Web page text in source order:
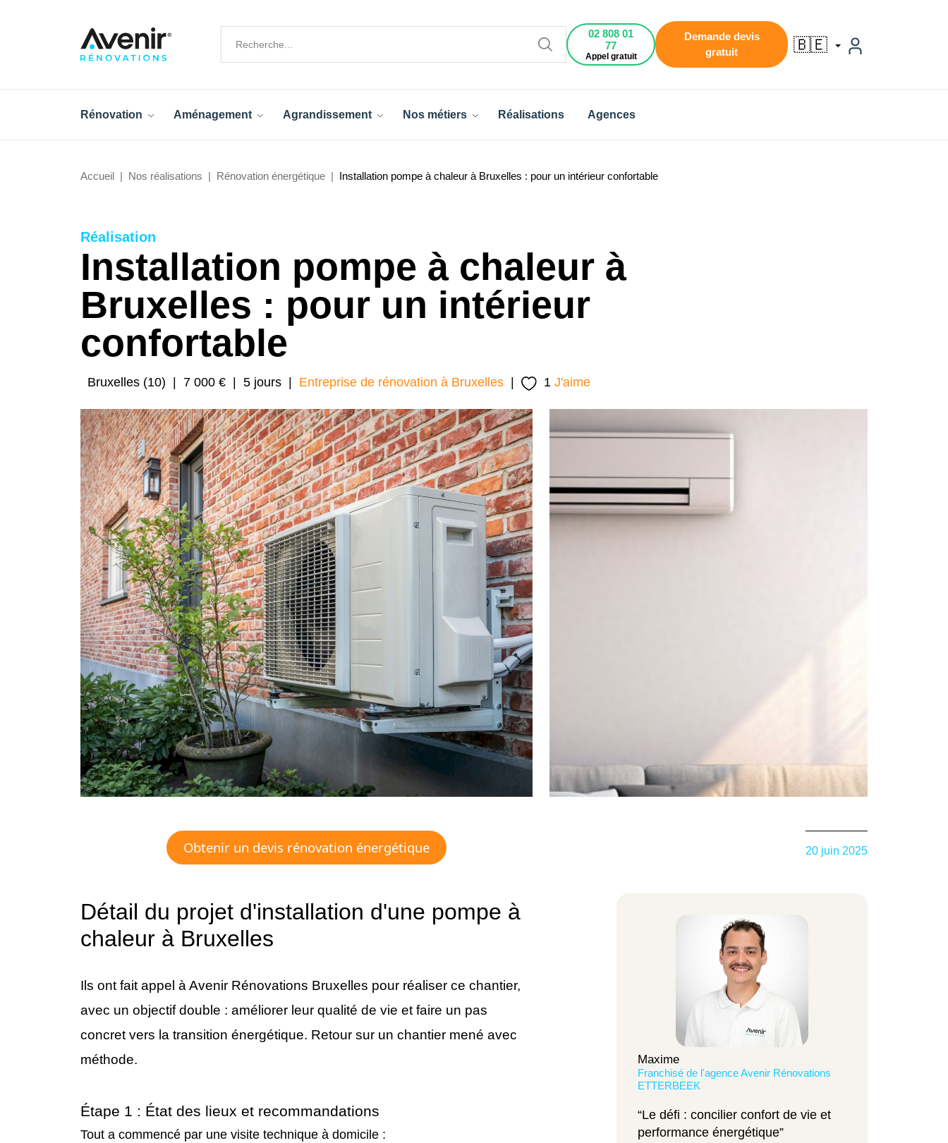
02 808 01
77
Appel gratuit
Demande devis
gratuit
🇧🇪
Rénovation Aménagement Agrandissement Nos métiers Réalisations Agences
Accueil Nos réalisations Rénovation énergétique Installation pompe à chaleur à Bruxelles : pour un intérieur confortable
Réalisation
Installation pompe à chaleur à
Bruxelles : pour un intérieur
confortable
Bruxelles (10) 7 000 € 5 jours Entreprise de rénovation à Bruxelles 1 J'aime
Obtenir un devis rénovation énergétique
Détail du projet d'installation d'une pompe à
chaleur à Bruxelles
Ils ont fait appel à Avenir Rénovations Bruxelles pour réaliser ce chantier,
avec un objectif double : améliorer leur qualité de vie et faire un pas
concret vers la transition énergétique. Retour sur un chantier mené avec
méthode.
Étape 1 : État des lieux et recommandations
Tout a commencé par une visite technique à domicile :
20 juin 2025
Maxime
Franchisé de l'agence Avenir Rénovations
ETTERBEEK
“Le défi : concilier confort de vie et
performance énergétique”